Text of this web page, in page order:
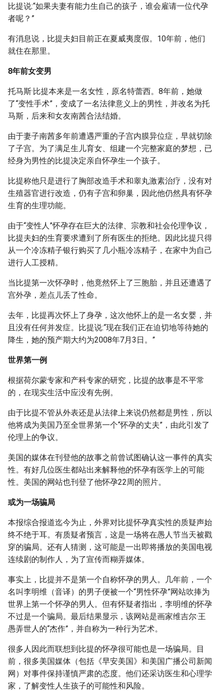
比提说:“如果夫妻有能力生自己的孩子，谁会雇请一位代孕
者呢？”
有消息说，比提夫妇目前正在夏威夷度假。10年前，他们
就住在那里。
8年前女变男
托马斯·比提本来是一名女性，原名特蕾西。8年前，她做
了“变性手术”，变成了一名法律意义上的男性，并改名为托
马斯，后来和女友南茜合法结婚。
由于妻子南茜多年前遭遇严重的子宫内膜异位症，早就切除
了子宫。为了满足生儿育女、组建一个完整家庭的梦想，已
经身为男性的比提决定亲自怀孕生一个孩子。
比提称他只是进行了胸部改造手术和睾丸激素治疗，没有对
生殖器官进行改造，仍有子宫和卵巢，因此他仍然具有怀孕
生育的生理功能。
由于“变性人”怀孕存在巨大的法律、宗教和社会伦理争议，
比提夫妇的生育要求遭到了所有医生的拒绝。因此比提只得
从一个冷冻精子银行购买了几小瓶冷冻精子，在家中为自己
进行人工授精。
当比提第一次怀孕时，他竟然怀上了三胞胎，并且还遭遇了
宫外孕，差点儿丢了性命。
去年，比提再次怀上了身孕，这次他怀上的是一名女婴，并
且没有任何并发症。比提说:“现在我们正在迫切地等待她的
降生，她的预产期大约为2008年7月3日。”
世界第一例
根据荷尔蒙专家和产科专家的研究，比提的故事是不平常
的，在现实生活中应没有先例。
由于比提不管从外表还是从法律上来说仍然都是男性，所以
他将成为美国乃至全世界第一个“怀孕的丈夫”，由此引发了
伦理上的争议。
美国的媒体在刊登他的故事之前曾试图确认这一事件的真实
性。有好几位医生都站出来解释他的怀孕有医学上的可能
性。美国的网站也刊登了他怀孕22周的照片。
或为一场骗局
本报综合报道迄今为止，外界对比提怀孕真实性的质疑声始
终不绝于耳。有质疑者预言，这是一场将在愚人节当天被戳
穿的骗局。还有人猜测，这可能是一出即将播放的美国电视
连续剧的制作人，为了宣传而糊弄媒体。
事实上，比提并不是第一个自称怀孕的男人。几年前，一个
名叫李明维（音译）的男子便被一个“男性怀孕”网站吹捧为
世界上第一个怀孕的男人。但有怀疑者指出，李明维的怀孕
不过是一个骗局。最后结果显示，该网站是画家维吉尔·王
愚弄世人的“杰作”，并自称为一种行为艺术。
很多人因此而联想到比提的怀孕很可能也是一场骗局。目
前，很多美国媒体（包括《早安美国》和美国广播公司新闻
网）对事件保持谨慎严肃的态度。他们还采访医生和心理学
家，了解变性人生孩子的可能性和风险。